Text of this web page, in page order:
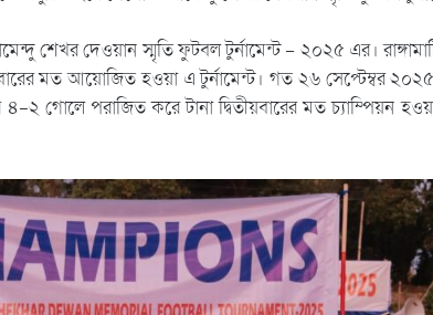
শেখর দেওয়ান স্মৃতি ফুটবল টুর্নামেন্ট – ২০২৫ এর।
মত আয়োজিত হওয়া এ টুর্নামেন্ট। গত ২৬ সেপ্টেম্বর
২ গোলে পরাজিত করে টানা দ্বিতীয়বারের মত চ্যাম্পিয়ন